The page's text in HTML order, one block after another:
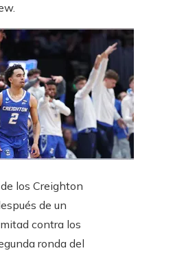
los Creighton
de un
contra los
ronda del